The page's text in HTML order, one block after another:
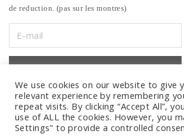
de reduction. (pas sur les montres)
We use cookies on our website to give
relevant experience by remembering
repeat visits. By clicking “Accept All”,
use of ALL the cookies. However, you
Settings" to provide a controlled